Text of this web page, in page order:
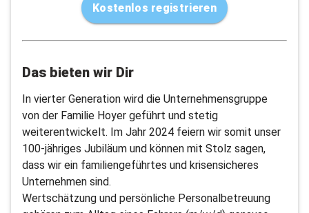
Kostenlos registrieren
Das bieten wir Dir
In vierter Generation wird die Unternehmensgruppe
von der Familie Hoyer geführt und stetig
weiterentwickelt. Im Jahr 2024 feiern wir somit unser
100-jähriges Jubiläum und können mit Stolz sagen,
dass wir ein familiengeführtes und krisensicheres
Unternehmen sind.
Wertschätzung und persönliche Personalbetreuung